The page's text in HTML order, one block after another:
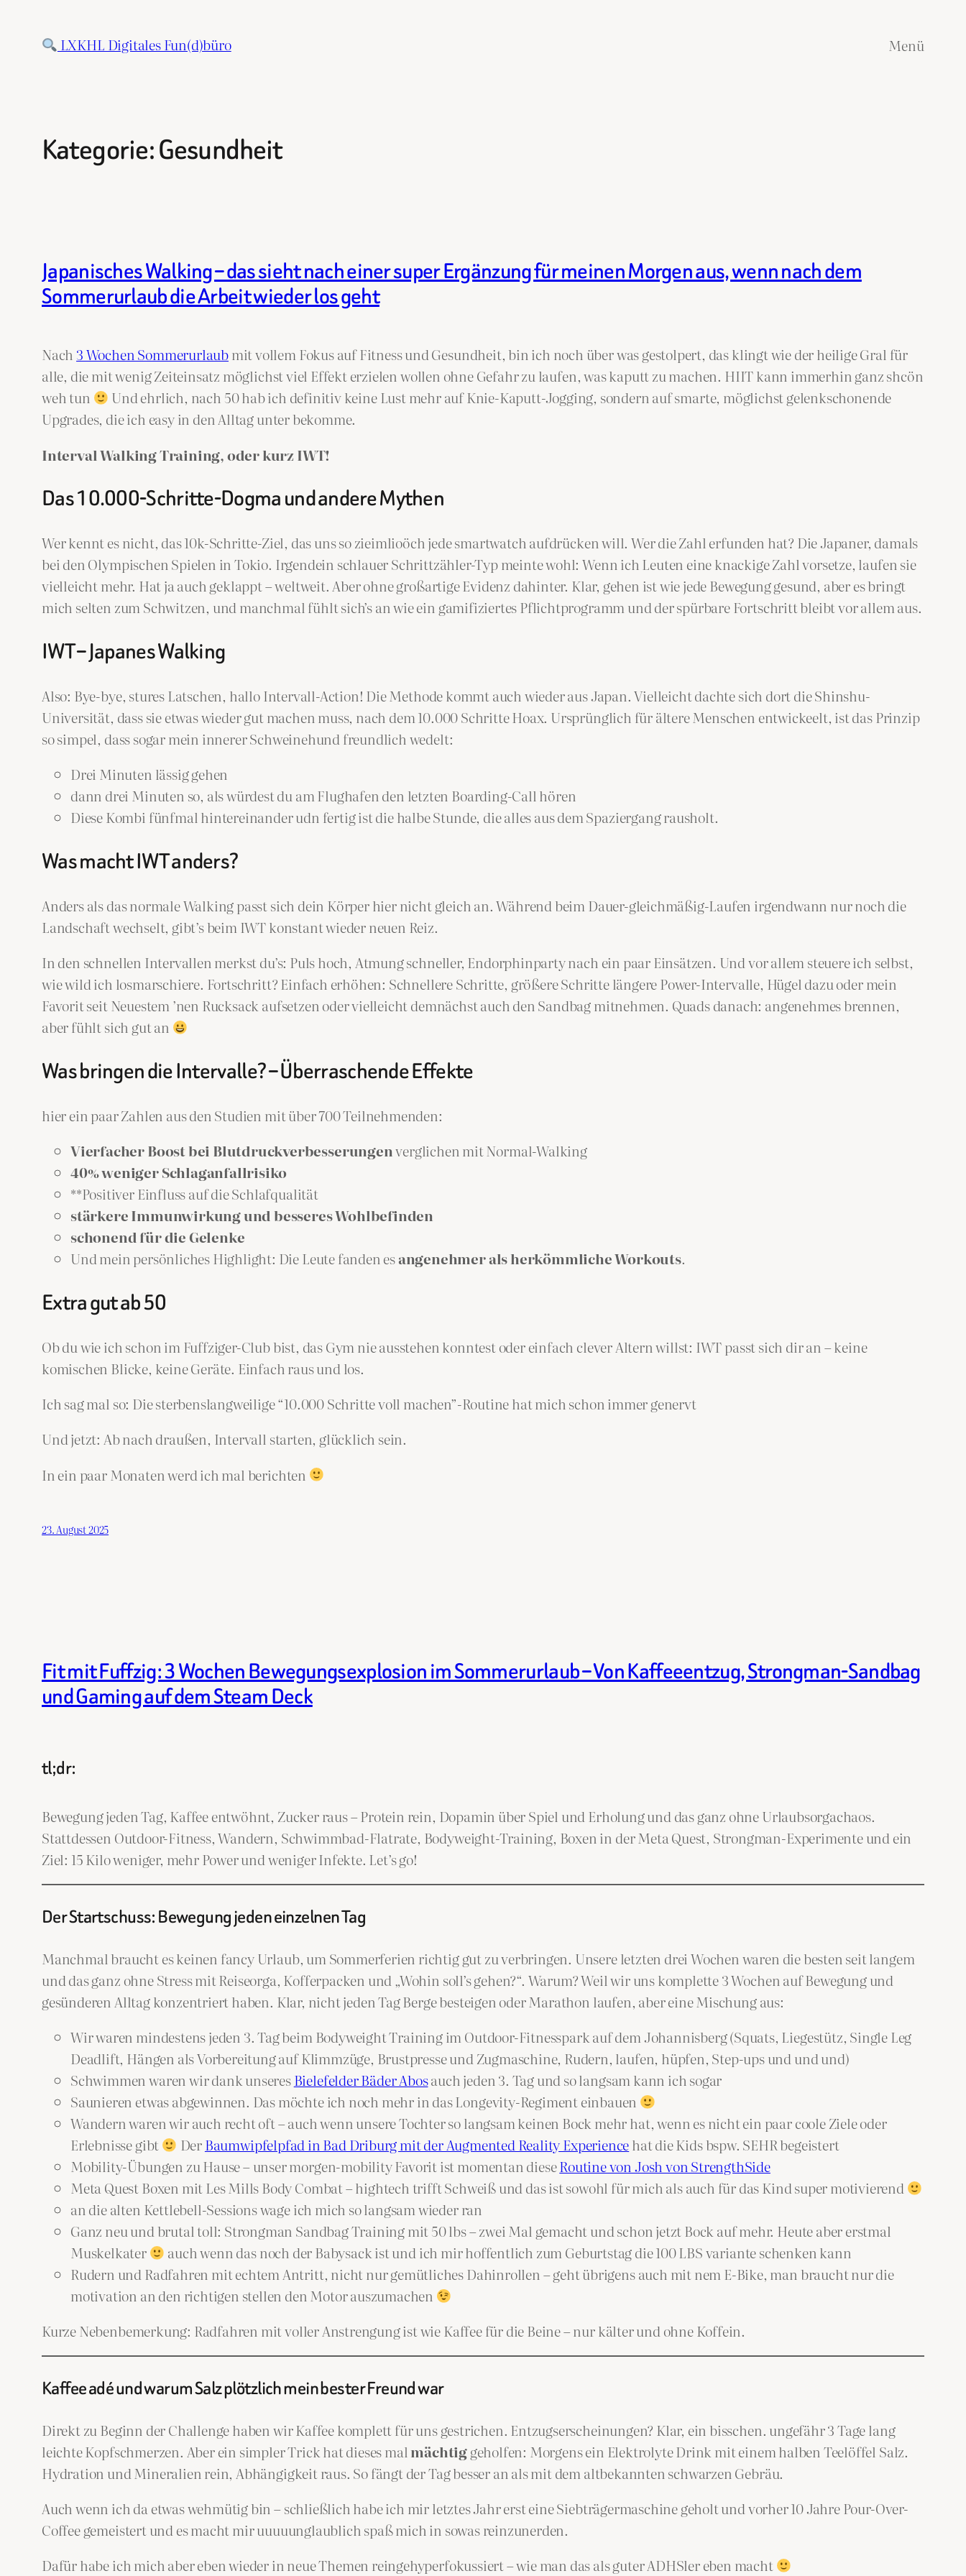
Inhalt
springen
LXKHL Digitales Fun(d)büro Menü
Kategorie:Gesundheit
Japanisches Walking – das sieht nach einer super Ergänzung für meinen Morgen aus, wenn nach dem
Sommerurlaub die Arbeit wieder los geht
Nach 3 Wochen Sommerurlaubmit vollem Fokus auf Fitness und Gesundheit, bin ich noch über was gestolpert, das klingt wie der heilige Gral für
alle, die mit wenig Zeiteinsatz möglichst viel Effekt erzielen wollen ohne Gefahr zu laufen, was kaputt zu machen. HIIT kann immerhin ganz shcön
weh tun
Und ehrlich, nach 50 hab ich definitiv keine Lust mehr auf Knie-Kaputt-Jogging, sondern auf smarte, möglichst gelenkschonende
Upgrades, die ich easy in den Alltag unter bekomme.
Interval Walking Training, oder kurz IWT!
Das 10.000-Schritte-Dogma und andere Mythen
Wer kennt es nicht, das 10k-Schritte-Ziel, das uns so zieimlioöch jede smartwatch aufdrücken will. Wer die Zahl erfunden hat? Die Japaner, damals
bei den Olympischen Spielen in Tokio. Irgendein schlauer Schrittzähler-Typ meinte wohl: Wenn ich Leuten eine knackige Zahl vorsetze, laufen sie
vielleicht mehr. Hat ja auch geklappt – weltweit. Aber ohne großartige Evidenz dahinter. Klar, gehen ist wie jede Bewegung gesund, aber es bringt
mich selten zum Schwitzen, und manchmal fühlt sich’s an wie ein gamifiziertes Pflichtprogramm und der spürbare Fortschritt bleibt vor allem aus.
IWT – Japanes Walking
Also: Bye-bye, stures Latschen, hallo Intervall-Action! Die Methode kommt auch wieder aus Japan. Vielleicht dachte sich dort die Shinshu-
Universität, dass sie etwas wieder gut machen muss, nach dem 10.000 Schritte Hoax. Ursprünglich für ältere Menschen entwickeelt, ist das Prinzip
so simpel, dass sogar mein innerer Schweinehund freundlich wedelt:
Drei Minuten lässig gehen
dann drei Minuten so, als würdest du am Flughafen den letzten Boarding-Call hören
Diese Kombi fünfmal hintereinander udn fertig ist die halbe Stunde, die alles aus dem Spaziergang rausholt.
Was macht IWT anders?
Anders als das normale Walking passt sich dein Körper hier nicht gleich an. Während beim Dauer-gleichmäßig-Laufen irgendwann nur noch die
Landschaft wechselt, gibt’s beim IWT konstant wieder neuen Reiz.
In den schnellen Intervallen merkst du’s: Puls hoch, Atmung schneller, Endorphinparty nach ein paar Einsätzen. Und vor allem steuere ich selbst,
wie wild ich losmarschiere. Fortschritt? Einfach erhöhen: Schnellere Schritte, größere Schritte längere Power-Intervalle, Hügel dazu oder mein
Favorit seit Neuestem ’nen Rucksack aufsetzen oder vielleicht demnächst auch den Sandbag mitnehmen. Quads danach: angenehmes brennen,
aber fühlt sich gut an
Was bringen die Intervalle? – Überraschende Effekte
hier ein paar Zahlen aus den Studien mit über 700 Teilnehmenden:
Vierfacher Boost bei Blutdruckverbesserungenverglichen mit Normal-Walking
40% weniger Schlaganfallrisiko
**Positiver Einfluss auf die Schlafqualität
stärkere Immunwirkung und besseres Wohlbefinden
schonend für die Gelenke
Und mein persönliches Highlight: Die Leute fanden esangenehmer als herkömmliche Workouts.
Extra gut ab 50
Ob du wie ich schon im Fuffziger-Club bist, das Gym nie ausstehen konntest oder einfach clever Altern willst: IWT passt sich dir an – keine
komischen Blicke, keine Geräte. Einfach raus und los.
Ich sag mal so: Die sterbenslangweilige “10.000 Schritte voll machen”-Routine hat mich schon immer genervt
Und jetzt: Ab nach draußen, Intervall starten, glücklich sein.
In ein paar Monaten werd ich mal berichten
23. August 2025
Fit mit Fuffzig: 3 Wochen Bewegungsexplosion im Sommerurlaub – Von Kaffeeentzug, Strongman-Sandbag
und Gaming auf dem Steam Deck
tl;dr:
Bewegung jeden Tag, Kaffee entwöhnt, Zucker raus – Protein rein, Dopamin über Spiel und Erholung und das ganz ohne Urlaubsorgachaos.
Stattdessen Outdoor-Fitness, Wandern, Schwimmbad-Flatrate, Bodyweight-Training, Boxen in der Meta Quest, Strongman-Experimente und ein
Ziel: 15 Kilo weniger, mehr Power und weniger Infekte. Let’s go!
Der Startschuss: Bewegung jeden einzelnen Tag
Manchmal braucht es keinen fancy Urlaub, um Sommerferien richtig gut zu verbringen. Unsere letzten drei Wochen waren die besten seit langem
und das ganz ohne Stress mit Reiseorga, Kofferpacken und „Wohin soll’s gehen?“. Warum? Weil wir uns komplette 3 Wochen auf Bewegung und
gesünderen Alltag konzentriert haben. Klar, nicht jeden Tag Berge besteigen oder Marathon laufen, aber eine Mischung aus:
Wir waren mindestens jeden 3. Tag beim Bodyweight Training im Outdoor-Fitnesspark auf dem Johannisberg (Squats, Liegestütz, Single Leg
Deadlift, Hängen als Vorbereitung auf Klimmzüge, Brustpresse und Zugmaschine, Rudern, laufen, hüpfen, Step-ups und und und)
Schwimmen waren wir dank unseresBielefelder Bäder Abosauch jeden 3. Tag und so langsam kann ich sogar
Saunieren etwas abgewinnen. Das möchte ich noch mehr in das Longevity-Regiment einbauen
Wandern waren wir auch recht oft – auch wenn unsere Tochter so langsam keinen Bock mehr hat, wenn es nicht ein paar coole Ziele oder
Erlebnisse gibt
DerBaumwipfelpfad in Bad Driburg mit der Augmented Reality Experiencehat die Kids bspw. SEHR begeistert
Mobility-Übungen zu Hause – unser morgen-mobility Favorit ist momentan dieseRoutine von Josh von StrengthSide
Meta Quest Boxen mit Les Mills Body Combat – hightech trifft Schweiß und das ist sowohl für mich als auch für das Kind super motivierend
an die alten Kettlebell-Sessions wage ich mich so langsam wieder ran
Ganz neu und brutal toll: Strongman Sandbag Training mit 50 lbs – zwei Mal gemacht und schon jetzt Bock auf mehr. Heute aber erstmal
Muskelkater
auch wenn das noch der Babysack ist und ich mir hoffentlich zum Geburtstag die 100 LBS variante schenken kann
Rudern und Radfahren mit echtem Antritt, nicht nur gemütliches Dahinrollen – geht übrigens auch mit nem E-Bike, man braucht nur die
motivation an den richtigen stellen den Motor auszumachen
Kurze Nebenbemerkung: Radfahren mit voller Anstrengung ist wie Kaffee für die Beine – nur kälter und ohne Koffein.
Kaffee adé und warum Salz plötzlich mein bester Freund war
Direkt zu Beginn der Challenge haben wir Kaffee komplett für uns gestrichen. Entzugserscheinungen? Klar, ein bisschen. ungefähr 3 Tage lang
leichte Kopfschmerzen. Aber ein simpler Trick hat dieses malmächtiggeholfen: Morgens ein Elektrolyte Drink mit einem halben Teelöffel Salz.
Hydration und Mineralien rein, Abhängigkeit raus. So fängt der Tag besser an als mit dem altbekannten schwarzen Gebräu.
Auch wenn ich da etwas wehmütig bin – schließlich habe ich mir letztes Jahr erst eine Siebträgermaschine geholt und vorher 10 Jahre Pour-Over-
Coffee gemeistert und es macht mir uuuuunglaublich spaß mich in sowas reinzunerden.
Dafür habe ich mich aber eben wieder in neue Themen reingehyperfokussiert – wie man das als guter ADHSler eben macht